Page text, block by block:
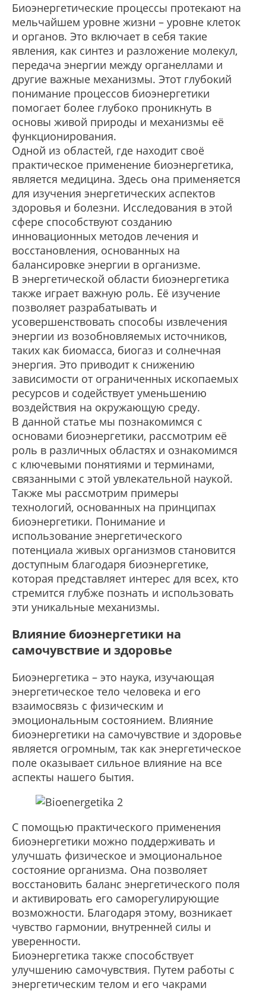
Биоэнергетические процессы протекают на
мельчайшем уровне жизни – уровне клеток
и органов. Это включает в себя такие
явления, как синтез и разложение молекул,
передача энергии между органеллами и
другие важные механизмы. Этот глубокий
понимание процессов биоэнергетики
помогает более глубоко проникнуть в
основы живой природы и механизмы её
функционирования.
Одной из областей, где находит своё
практическое применение биоэнергетика,
является медицина. Здесь она применяется
для изучения энергетических аспектов
здоровья и болезни. Исследования в этой
сфере способствуют созданию
инновационных методов лечения и
восстановления, основанных на
балансировке энергии в организме.
В энергетической области биоэнергетика
также играет важную роль. Её изучение
позволяет разрабатывать и
усовершенствовать способы извлечения
энергии из возобновляемых источников,
таких как биомасса, биогаз и солнечная
энергия. Это приводит к снижению
зависимости от ограниченных ископаемых
ресурсов и содействует уменьшению
воздействия на окружающую среду.
В данной статье мы познакомимся с
основами биоэнергетики, рассмотрим её
роль в различных областях и ознакомимся
с ключевыми понятиями и терминами,
связанными с этой увлекательной наукой.
Также мы рассмотрим примеры
технологий, основанных на принципах
биоэнергетики. Понимание и
использование энергетического
потенциала живых организмов становится
доступным благодаря биоэнергетике,
которая представляет интерес для всех, кто
стремится глубже познать и использовать
эти уникальные механизмы.
Влияние биоэнергетики на
самочувствие и здоровье
Биоэнергетика – это наука, изучающая
энергетическое тело человека и его
взаимосвязь с физическим и
эмоциональным состоянием. Влияние
биоэнергетики на самочувствие и здоровье
является огромным, так как энергетическое
поле оказывает сильное влияние на все
аспекты нашего бытия.
С помощью практического применения
биоэнергетики можно поддерживать и
улучшать физическое и эмоциональное
состояние организма. Она позволяет
восстановить баланс энергетического поля
и активировать его саморегулирующие
возможности. Благодаря этому, возникает
чувство гармонии, внутренней силы и
уверенности.
Биоэнергетика также способствует
улучшению самочувствия. Путем работы с
энергетическим телом и его чакрами